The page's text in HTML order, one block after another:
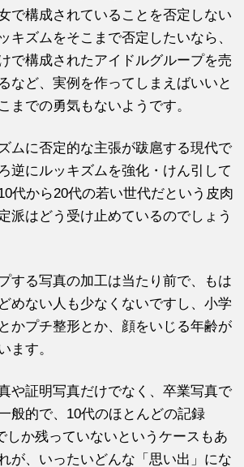
で構成されていることを否定しない
キズムをそこまで否定したいなら、
で構成されたアイドルグループを売
など、実例を作ってしまえばいいと
までの勇気もないようです。
ムに否定的な主張が跋扈する現代で
逆にルッキズムを強化・けん引して
代から20代の若い世代だという皮肉
派はどう受け止めているのでしょう
する写真の加工は当たり前で、もは
めない人も少なくないですし、小学
かプチ整形とか、顔をいじる年齢が
ます。
や証明写真だけでなく、卒業写真で
般的で、10代のほとんどの記録
しか残っていないというケースもあ
が、いったいどんな「思い出」にな